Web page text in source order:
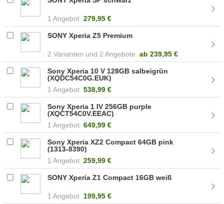
1 Angebot 279,95 €
SONY Xperia Z5 Premium
2 2 Angebote ab 239,95 €
Sony Xperia 10 V 128GB salbeigrün
(XQDC54C0G.EUK)
1 Angebot 538,99 €
Sony Xperia 1 IV 256GB purple
(XQCT54C0V.EEAC)
1 Angebot 649,99 €
Sony Xperia XZ2 Compact 64GB pink
(1313-8390)
1 Angebot 259,99 €
SONY Xperia Z1 Compact 16GB weiß
1 Angebot 199,95 €